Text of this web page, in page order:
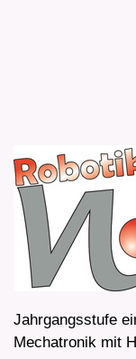
Jahrgangsstufe
Mechatronik mit